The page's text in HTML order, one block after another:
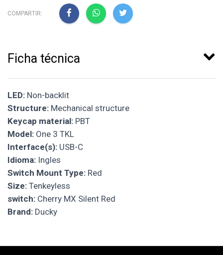
COMPARTIR:
Ficha técnica
LED: Non-backlit
Structure: Mechanical structure
Keycap material: PBT
Model: One 3 TKL
Interface(s): USB-C
Idioma: Ingles
Switch Mount Type: Red
Size: Tenkeyless
switch: Cherry MX Silent Red
Brand: Ducky